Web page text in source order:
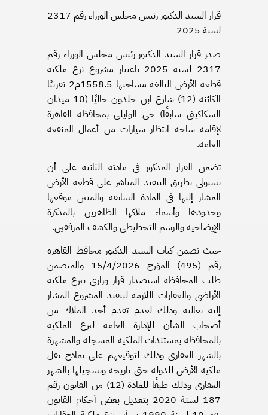
قرار السيد الدكتور رئيس مجلس الوزراء رقم 2317
لسنة 2025
صدر قرار السيد الدكتور رئيس مجلس الوزراء رقم
2317 لسنة 2025 باعتبار مشروع نزع ملكية
قطعة الأرض البالغة مساحتها 1558.5م2 تقريبًا
الكائنة (12) شارع ابن خلدون حاليًا (10 ميدان
السكاكينى سابقًا) حى الوايلى بمحافظة القاهرة
لإقامة ساحة انتظار سيارات من أعمال المنفعة
العامة.
تضمن القرار المذكور فى مادته الثانية على أن
يستولى بطريق التنفيذ المباشر على قطعة الأرض
المشار إليها فى المادة السابقة والمبين موقعها
وحدودها وأسماء ملاكها الظاهرين بالمذكرة
الإيضاحية والرسم التخطيطى والكشف المرفقين.
حيث تضمن كتاب السيد الدكتور محافظ القاهرة
رقم (495) المؤرخ 15/4/2026 والمتضمن
طلب المحافظة استصدار قرار وزارى بنزع ملكية
الأراضى والعقارات اللازمة لتنفيذ المشروع المشار
إليه بعاليه وذلك لعدم تقدم أحد الملاك من
أصحاب الشأن للإدارة العامة لنزع الملكية
بالمحافظة بمستندات الملكية المسجلة والمشهرة
بالشهر العقارى وذلك لتوقيعهم على نماذج نقل
ملكية الأرض للدولة حتى تاريخه وتسجيلها بالشهر
العقارى وذلك طبقًا للمادة (12) من القانون رقم
187 لسنة 2020 بتعديل بعض أحكام القانون